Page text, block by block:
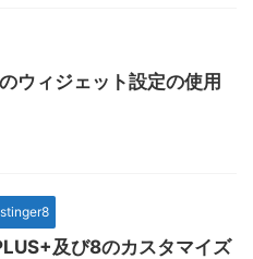
ウィジェット設定の使用
stinger8
及び8のカスタマイズ